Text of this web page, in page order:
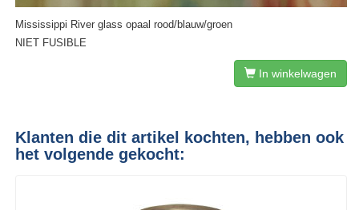
Mississippi River glass opaal rood/blauw/groen
NIET FUSIBLE
In winkelwagen
Klanten die dit artikel kochten, hebben ook
het volgende gekocht: